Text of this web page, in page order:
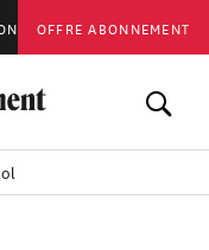
OFFRE ABONNEMENT